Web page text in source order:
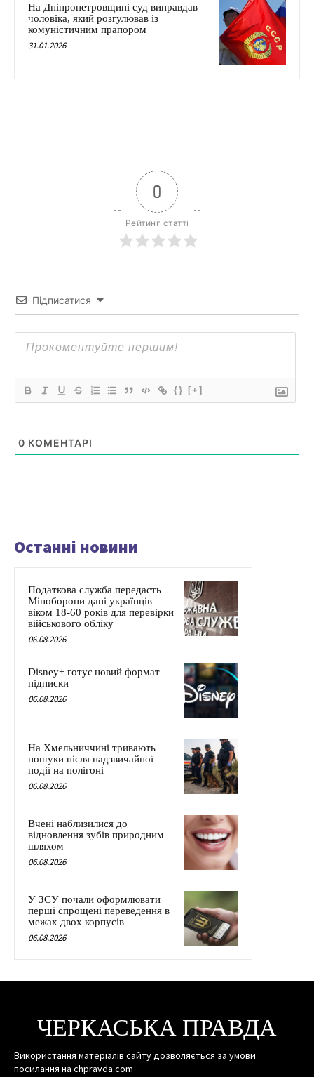
На Дніпропетровщині суд виправдав
чоловіка, який розгулював із
комуністичним прапором
31.01.2026
0
Рейтинг статті
Підписатися
{} [+]
0 КОМЕНТАРІ
Останні новини
Податкова служба передасть
Міноборони дані українців
віком 18-60 років для перевірки
військового обліку
06.08.2026
Disney+ готує новий формат
підписки
06.08.2026
На Хмельниччині тривають
пошуки після надзвичайної
події на полігоні
06.08.2026
Вчені наблизилися до
відновлення зубів природним
шляхом
06.08.2026
У ЗСУ почали оформлювати
перші спрощені переведення в
межах двох корпусів
06.08.2026
ЧЕРКАСЬКА ПРАВДА
Використання матеріалів сайту дозволяється за умови
посилання на chpravda.com